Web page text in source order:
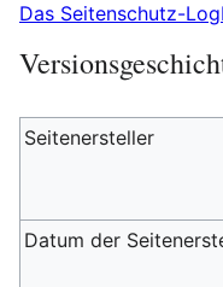
Das Seitenschutz-
Seitenersteller
Datum der